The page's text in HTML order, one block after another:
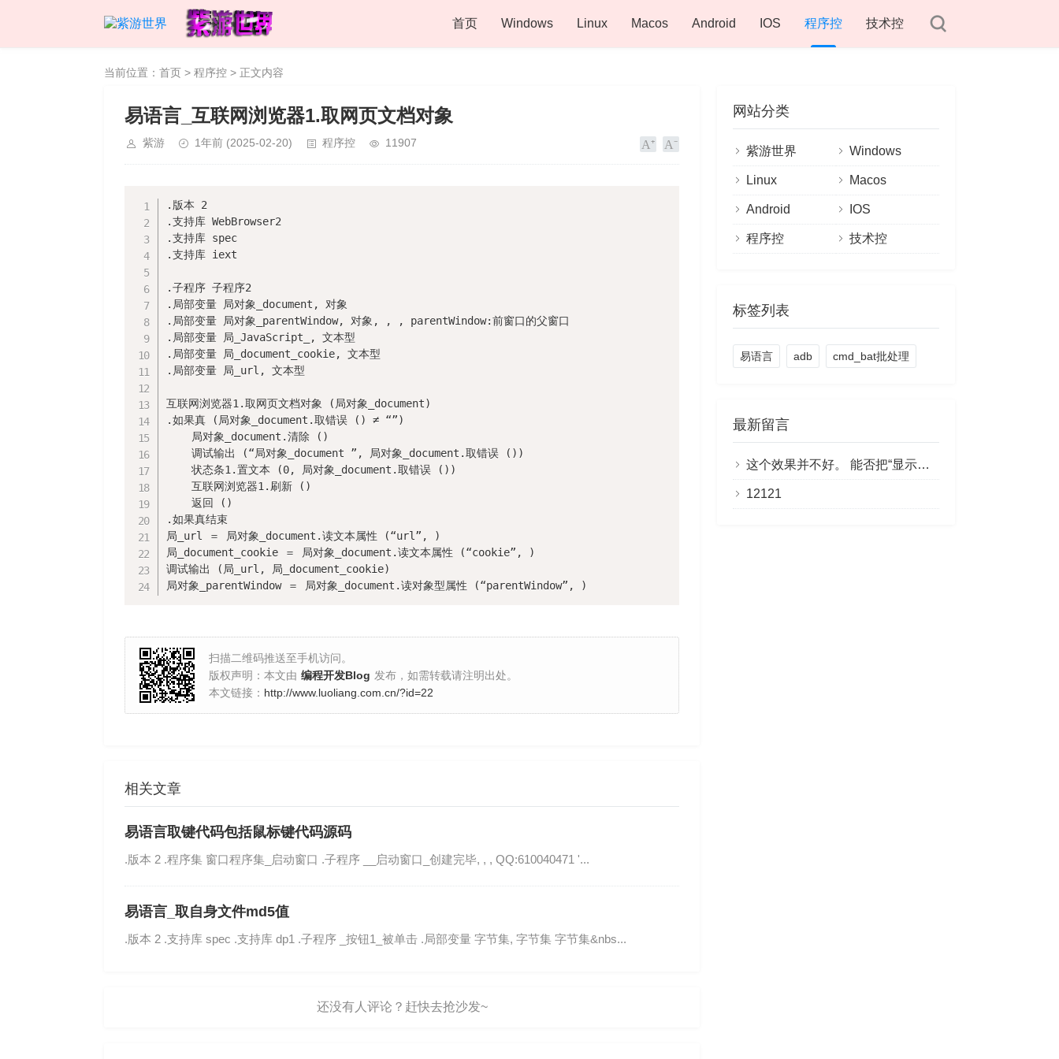
首页 Windows Linux Macos Android IOS 程序控 技术控
当前位置： 首页 > 程序控 > 正文内容
易语言_互联网浏览器1.取网页文档对象
紫游 1年前 (2025-02-20) 程序控 11907
.版本 2
.支持库 WebBrowser2
.支持库 spec
.支持库 iext
.子程序 子程序2
.局部变量 局对象_document, 对象
.局部变量 局对象_parentWindow, 对象, , , parentWindow:前窗口的父窗口
.局部变量 局_JavaScript_, 文本型
.局部变量 局_document_cookie, 文本型
.局部变量 局_url, 文本型
互联网浏览器1.取网页文档对象 (局对象_document)
.如果真 (局对象_document.取错误 () ≠ “”)
局对象_document.清除 ()
调试输出 (“局对象_document ”, 局对象_document.取错误 ())
状态条1.置文本 (0, 局对象_document.取错误 ())
互联网浏览器1.刷新 ()
返回 ()
.如果真结束
局_url ＝ 局对象_document.读文本属性 (“url”, )
局_document_cookie ＝ 局对象_document.读文本属性 (“cookie”, )
调试输出 (局_url, 局_document_cookie)
局对象_parentWindow ＝ 局对象_document.读对象型属性 (“parentWindow”, )
扫描二维码推送至手机访问。
版权声明：本文由 编程开发Blog 发布，如需转载请注明出处。
本文链接： http://www.luoliang.com.cn/?id=22
相关文章
易语言取键代码包括鼠标键代码源码
.版本 2 .程序集 窗口程序集_启动窗口 .子程序 __启动窗口_创建完毕, , , QQ:610040471 '...
易语言_取自身文件md5值
.版本 2 .支持库 spec .支持库 dp1 .子程序 _按钮1_被单击 .局部变量 字节集, 字节集 字节集&nbs...
网站分类
紫游世界 Windows
Linux Macos
Android IOS
程序控 技术控
标签列表
易语言 adb cmd_bat批处理
最新留言
这个效果并不好。 能否把“显示剩余部分”做成链接，点击即可阅读全文？
12121